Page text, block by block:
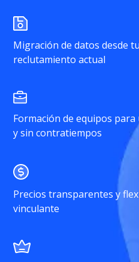
Migración de datos desde
reclutamiento actual
Formación de equipos
y sin contratiempos
Precios transparentes y
vinculante